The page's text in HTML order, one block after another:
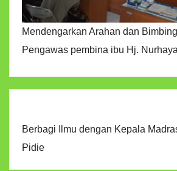
Mendengarkan Arahan dan
Pengawas pembina ibu Hj.
Berbagi Ilmu dengan Kepala
Pidie